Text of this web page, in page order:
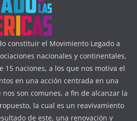
constituir el Movimiento Legado a
nacionales y continentales,
15 naciones, a los que nos motiva el
en una acción centrada en una
son comunes, a fin de alcanzar la
la cual es un reavivamiento
de este, una renovación y